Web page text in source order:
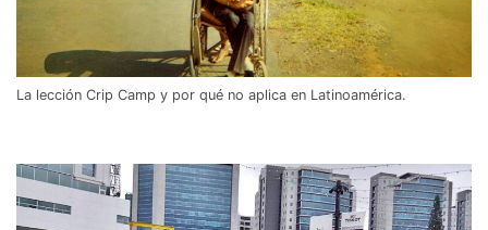
La lección Crip Camp y por qué no aplica en Latinoamérica.